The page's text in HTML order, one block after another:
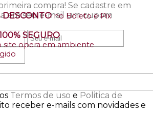
DESCONTO no Boleto e Pix
SEGURO
site opera em ambiente
compra! Se cadastre em
em seu e-mail um cupom
Termos de uso e Politica de
receber e-mails com novidades e